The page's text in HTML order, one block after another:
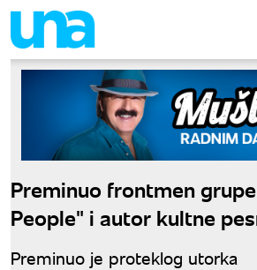
Preminuo frontmen
People" i autor kultne
Preminuo je proteklog utorka